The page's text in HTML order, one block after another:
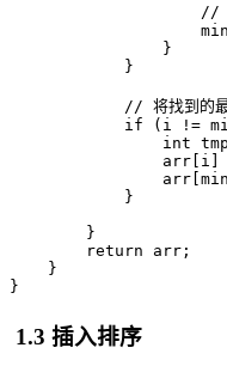
//
                }
            }
// 将找到的最
if (i !=
int
arr[i]
            }
        }
        return arr;
    }
}
1.3 插入排序